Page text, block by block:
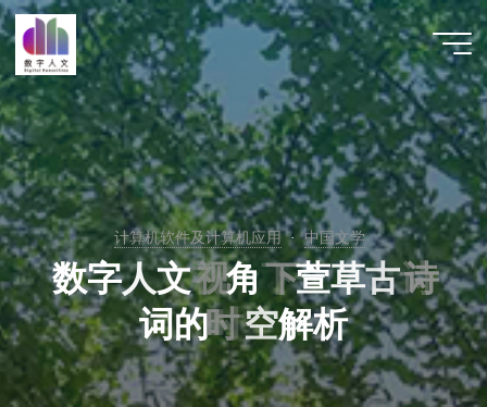
跳
至
容
数字人
文 |
DHCN
计算机软件及计算机应用 中国文学
数字人文视
视角下
下萱草古诗
诗
词的时
时空解析